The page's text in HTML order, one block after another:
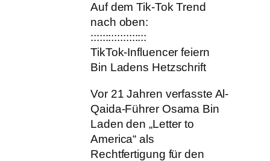
Auf dem Tik-Tok Trend
nach oben:
:::::::::::::::::::
TikTok-Influencer feiern
Bin Ladens Hetzschrift
Vor 21 Jahren verfasste Al-
Qaida-Führer Osama Bin
Laden den „Letter to
America“ als
Rechtfertigung für den